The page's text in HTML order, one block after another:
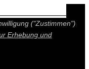
(Marketing- und
("Zustimmen")
Erhebung und